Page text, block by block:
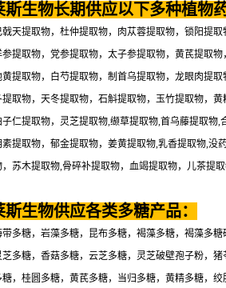
斯生物长期供应以下多种植物
天提取物，杜仲提取物，肉苁蓉提取物，锁阳提
提取物，党参提取物，太子参提取物，黄芪提取
提取物，白芍提取物，制首乌提取物，龙眼肉提
提取物，天冬提取物，石斛提取物，玉竹提取物，
仁提取物，灵芝提取物,缬草提取物,首乌藤提取物,
提取物，郁金提取物，姜黄提取物,乳香提取物,
苏木提取物,骨碎补提取物，血竭提取物，儿茶提
生物供应各类多糖产品：
多糖，岩藻多糖，昆布多糖，褐藻多糖，褐藻多糖
多糖，香菇多糖，云芝多糖，灵芝破壁孢子粉，
，桂圆多糖，黄芪多糖，当归多糖，黄精多糖，